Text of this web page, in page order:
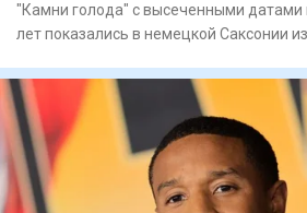
"Камни голода" с высеченными
лет показались в немецкой Саксонии